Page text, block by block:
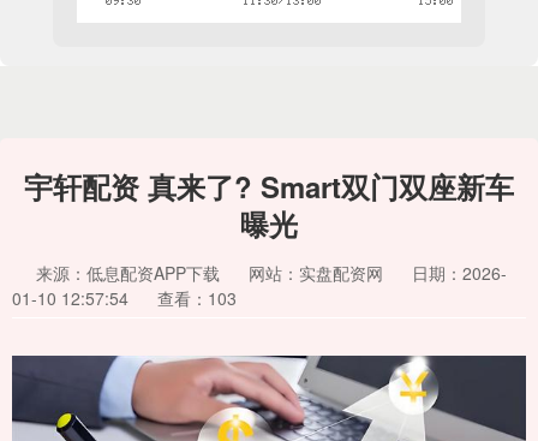
宇轩配资 真来了? Smart双门双座新车
曝光
来源：低息配资APP下载 网站：实盘配资网
日期：2026-
01-10 12:57:54
查看：103